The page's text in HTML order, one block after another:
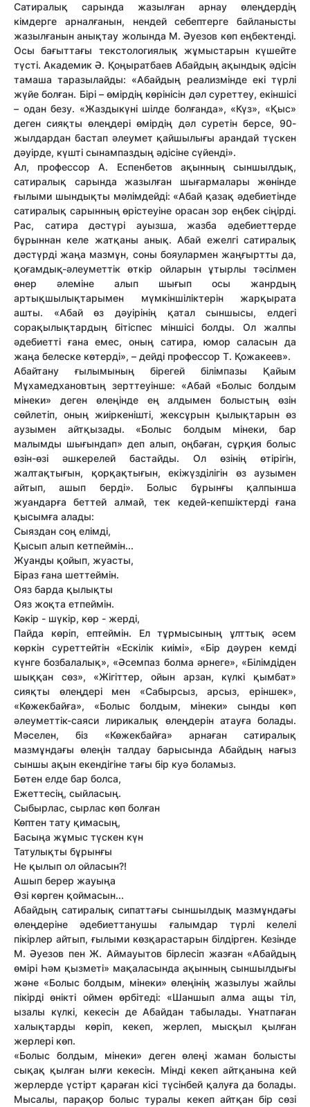
Сатиралық сарында жазылған арнау өлеңдердің
кімдерге арналғанын, нендей себептерге байланысты
жазылғанын анықтау жолында М. Әуезов көп еңбектенді.
Осы бағыттағы текстологиялық жұмыстарын күшейте
түсті. Академик Ә. Қоңыратбаев Абайдың ақындық әдісін
тамаша таразылайды: «Абайдың реализмінде екі түрлі
жүйе болған. Бірі – өмірдің көрінісін дәл суреттеу, екіншісі
– одан безу. «Жаздыкүні шілде болғанда», «Күз», «Қыс»
деген сияқты өлеңдері өмірдің дәл суретін берсе, 90-
жылдардан бастап әлеумет қайшылығы арандай түскен
дәуірде, күшті сынампаздың әдісіне сүйенді».
Ал, профессор А. Еспенбетов ақынның сыншылдық,
сатиралық сарында жазылған шығармалары жөнінде
ғылыми шындықты мәлімдейді: «Абай қазақ әдебиетінде
сатиралық сарынның өрістеуіне орасан зор еңбек сіңірді.
Рас, сатира дәстүрі ауызша, жазба әдебиеттерде
бұрыннан келе жатқаны анық. Абай ежелгі сатиралық
дәстүрді жаңа мазмұн, соны бояулармен жаңғыртты да,
қоғамдық-әлеуметтік өткір ойларын ұтырлы тәсілмен
өнер әлеміне алып шығып осы жанрдың
артықшылықтарымен мүмкіншіліктерін жарқырата
ашты. «Абай өз дәуірінің қатал сыншысы, елдегі
сорақылықтардың бітіспес міншісі болды. Ол жалпы
әдебиетті ғана емес, оның сатира, юмор саласын да
жаңа белеске көтерді», – дейді профессор Т. Қожакеев».
Абайтану ғылымының бірегей білімпазы Қайым
Мұхамедхановтың зерттеуінше: «Абай «Болыс болдым
мінеки» деген өлеңінде ең алдымен болыстың өзін
сөйлетіп, оның жиіркенішті, жексұрын қылықтарын өз
аузымен айтқызады. «Болыс болдым мінеки, бар
малымды шығындап» деп алып, оңбаған, сұрқия болыс
өзін-өзі әшкерелей бастайды. Ол өзінің өтірігін,
жалтақтығын, қорқақтығын, екіжүзділігін өз аузымен
айтып, ашып берді». Болыс бұрынғы қалпынша
жуандарға беттей алмай, тек кедей-кепшіктерді ғана
қысымға алады:
Сыяздан соң елімді,
Қысып алып кетпеймін...
Жуанды қойып, жуасты,
Біраз ғана шеттеймін.
Ояз барда қылықты
Ояз жоқта етпеймін.
Кәкір - шүкір, көр - жерді,
Пайда көріп, ептеймін. Ел тұрмысының ұлттық әсем
көркін суреттейтін «Ескілік киімі», «Бір дәурен кемді
күнге бозбалалық», «Әсемпаз болма әрнеге», «Білімдіден
шыққан сөз», «Жігіттер, ойын арзан, күлкі қымбат»
сияқты өлеңдері мен «Сабырсыз, арсыз, еріншек»,
«Көжекбайға», «Болыс болдым, мінеки» сынды көп
әлеуметтік-саяси лирикалық өлеңдерін атауға болады.
Мәселен, біз «Көжекбайға» арнаған сатиралық
мазмұндағы өлеңін талдау барысында Абайдың нағыз
сыншы ақын екендігіне тағы бір куә боламыз.
Бөтен елде бар болса,
Ежеттесің, сыйласың.
Сыбырлас, сырлас көп болған
Көптен тату қимасың,
Басыңа жұмыс түскен күн
Татулықты бұрынғы
Не қылып ол ойласын?!
Ашып берер жауыңа
Өзі көрген қоймасын...
Абайдың сатиралық сипаттағы сыншылдық мазмұндағы
өлеңдеріне әдебиеттанушы ғалымдар түрлі келелі
пікірлер айтып, ғылыми көзқарастарын білдірген. Кезінде
М. Әуезов пен Ж. Аймауытов бірлесіп жазған «Абайдың
өмірі Һәм қызметі» мақаласында ақынның сыншылдығы
және «Болыс болдым, мінеки» өлеңінің жазылуы жайлы
пікірді өнікті оймен өрбітеді: «Шаншып алма ащы тіл,
ызалы күлкі, кекесін де Абайдан табылады. Ұнатпаған
халықтарды көріп, кекеп, жерлеп, мысқыл қылған
жерлері көп.
«Болыс болдым, мінеки» деген өлеңі жаман болысты
сықақ қылған ылғи кекесін. Мінді кекеп айтқанына кей
жерлерде үстірт қараған кісі түсінбей қалуға да болады.
Мысалы, парақор болыс туралы кекеп айтқан бір сөзі